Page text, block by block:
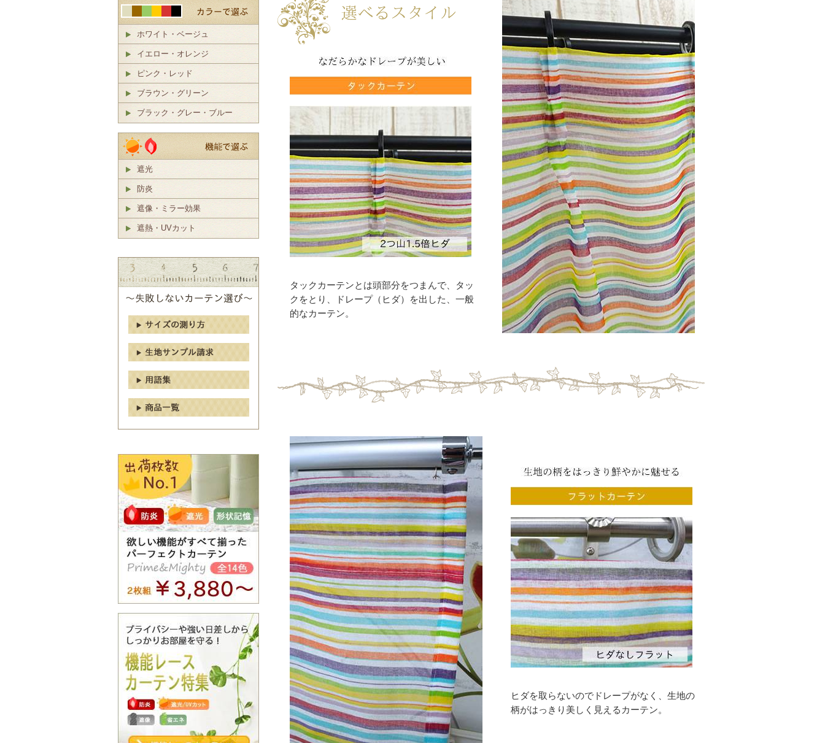
タックカーテンとは頭部分をつまんで、タッ
クをとり、ドレープ（ヒダ）を出した、一般
的なカーテン。
ヒダを取らないのでドレープがなく、生地の
柄がはっきり美しく見えるカーテン。
ホワイト・ベージュ
イエロー・オレンジ
ピンク・レッド
ブラウン・グリーン
ブラック・グレー・ブルー
遮光
防炎
遮像・ミラー効果
遮熱・UVカット